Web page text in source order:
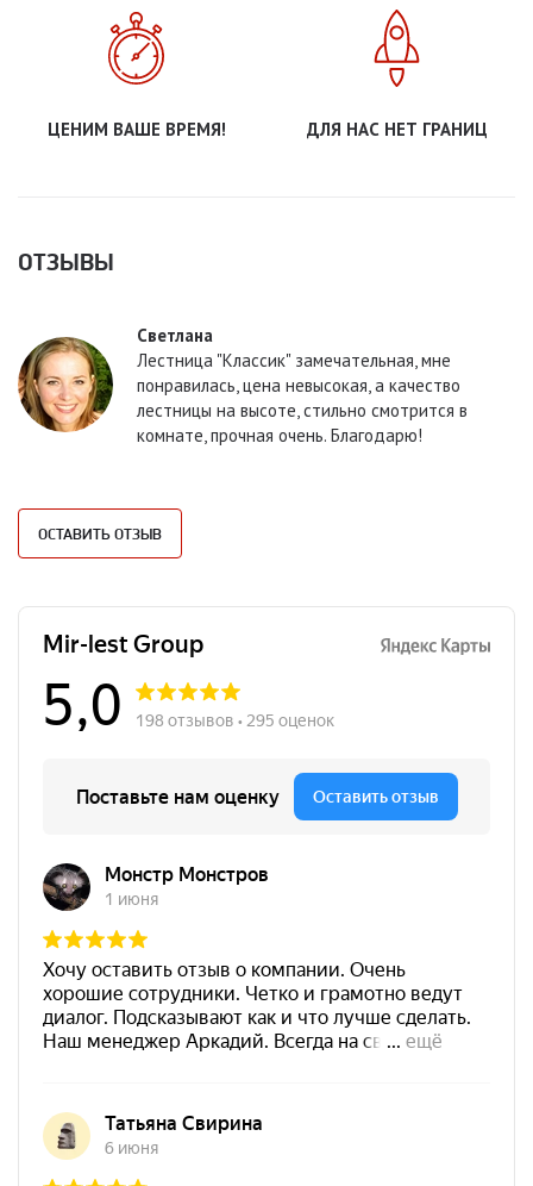
ЦЕНИМ ВАШЕ ВРЕМЯ! ДЛЯ НАС НЕТ ГРАНИЦ
ОТЗЫВЫ
Светлана
Лестница "Классик" замечательная, мне
понравилась, цена невысокая, а качество
лестницы на высоте, стильно смотрится в
комнате, прочная очень. Благодарю!
ОСТАВИТЬ ОТЗЫВ